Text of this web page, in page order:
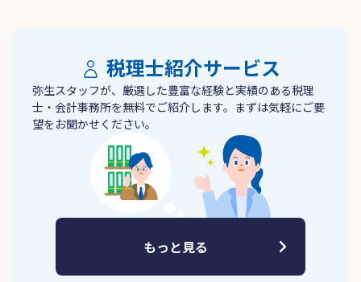
税理士紹介サービス
弥生スタッフが、厳選した豊富な経験と実績のある税理
士・会計事務所を無料でご紹介します。まずは気軽にご要
望をお聞かせください。
もっと見る